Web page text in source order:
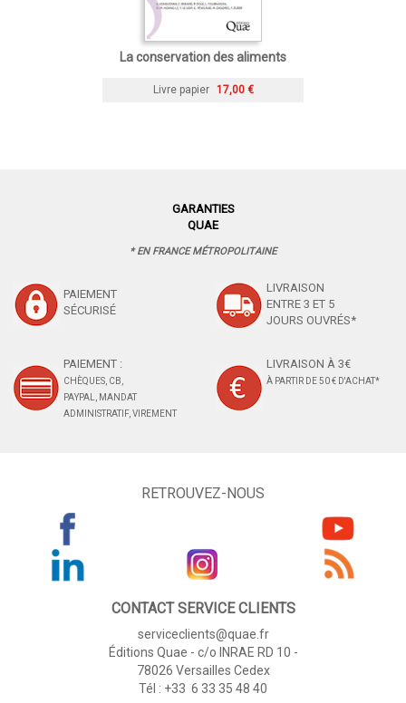
La conservation des aliments
Livre papier 17,00 €
GARANTIES
QUAE
* EN FRANCE MÉTROPOLITAINE
PAIEMENT
SÉCURISÉ
LIVRAISON
ENTRE 3 ET 5
JOURS OUVRÉS*
PAIEMENT :
CHÈQUES, CB,
PAYPAL, MANDAT
ADMINISTRATIF, VIREMENT
LIVRAISON À 3€
À PARTIR DE 50 € D'ACHAT*
RETROUVEZ-NOUS
CONTACT SERVICE CLIENTS
serviceclients@quae.fr
Éditions Quae - c/o INRAE RD 10 -
78026 Versailles Cedex
Tél : +33 6 33 35 48 40